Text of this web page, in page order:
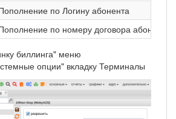
по Логину абонента
по номеру договора абонента
биллинга" меню
опции" вкладку Терминалы